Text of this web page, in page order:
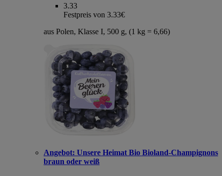
3.33
Festpreis von 3.33€
aus Polen, Klasse I, 500 g, (1 kg = 6,66)
Angebot: Unsere Heimat Bio Bioland-Champignons
braun oder weiß